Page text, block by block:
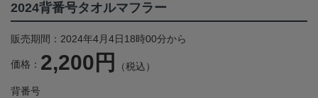
2024背番号タオルマフラー
販売期間：2024年4月4日18時00分から
価格： 2,200円 （税込）
背番号